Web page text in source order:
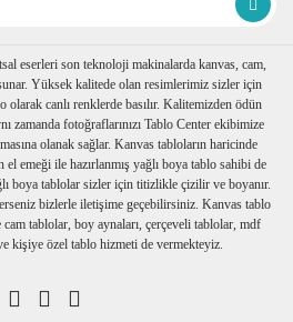
sarılıp, kartonlanır. Nakliye
engellenir.
yapılırsa her biri ayrı ayrı
ulaştırılır.
eserleri son teknoloji makinalarda kanvas, cam,
Yüksek kalitede olan resimlerimiz sizler için
canlı renklerde basılır. Kalitemizden ödün
zamanda fotoğraflarınızı Tablo Center ekibimize
olanak sağlar. Kanvas tabloların haricinde
el emeği ile hazırlanmış yağlı boya tablo sahibi de
boya tablolar sizler için titizlikle çizilir ve boyanır.
bizlerle iletişime geçebilirsiniz. Kanvas tablo
cam tablolar, boy aynaları, çerçeveli tablolar, mdf
kişiye özel tablo hizmeti de vermekteyiz.